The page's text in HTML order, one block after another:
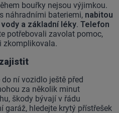
bouřky nejsou výjimkou.
s náhradními bateriemi, nabitou
a základní léky. Telefon
potřebovali zavolat pomoc,
zkomplikovala.
do ní vozidlo ještě před
za několik minut
škody bývají v řádu
garáž, hledejte krytý přístřešek